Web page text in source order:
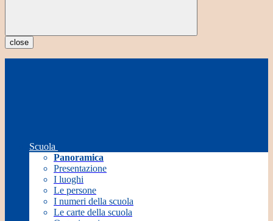
close
Scuola
Panoramica
Presentazione
I luoghi
Le persone
I numeri della scuola
Le carte della scuola